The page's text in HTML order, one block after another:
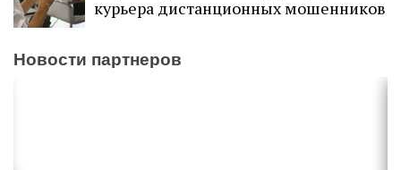
курьера дистанционных мошенников
Новости партнеров